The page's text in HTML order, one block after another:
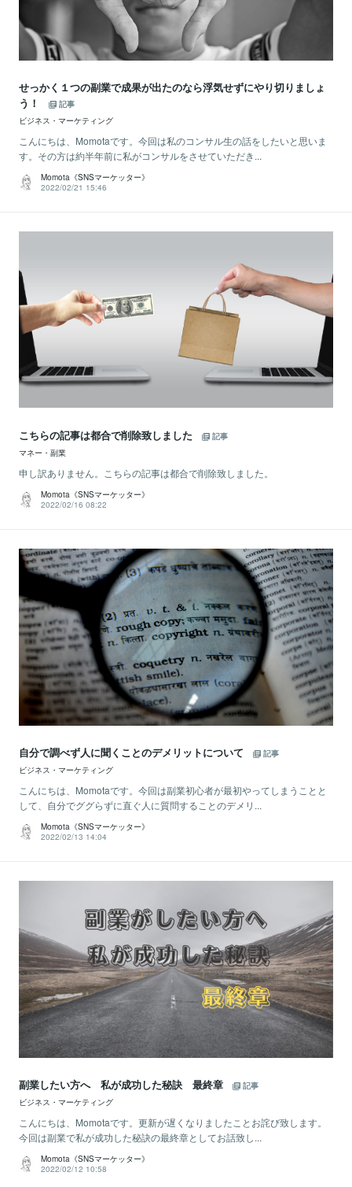
せっかく１つの副業で成果が出たのなら浮気せずにやり切りましょ
う！
記事
ビジネス・マーケティング
こんにちは、Momotaです。今回は私のコンサル生の話をしたいと思いま
す。その方は約半年前に私がコンサルをさせていただき...
Momota《SNSマーケッター》
2022/02/21 15:46
こちらの記事は都合で削除致しました
記事
マネー・副業
申し訳ありません。こちらの記事は都合で削除致しました。
Momota《SNSマーケッター》
2022/02/16 08:22
自分で調べず人に聞くことのデメリットについて
記事
ビジネス・マーケティング
こんにちは、Momotaです。今回は副業初心者が最初やってしまうことと
して、自分でググらずに直ぐ人に質問することのデメリ...
Momota《SNSマーケッター》
2022/02/13 14:04
副業したい方へ 私が成功した秘訣 最終章
記事
ビジネス・マーケティング
こんにちは、Momotaです。更新が遅くなりましたことお詫び致します。
今回は副業で私が成功した秘訣の最終章としてお話致し...
Momota《SNSマーケッター》
2022/02/12 10:58